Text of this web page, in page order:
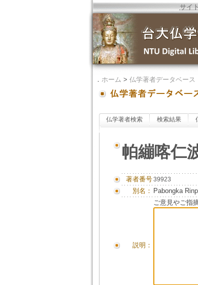
サイ
． ホーム > 仏学著者データベース
仏学著者検索 検索結果
帕繃喀仁
著者番号39923
別名： Pabongka
説明：
ご意見やご指